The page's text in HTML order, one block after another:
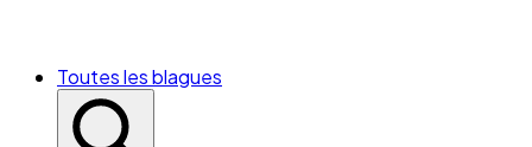
Toutes les blagues